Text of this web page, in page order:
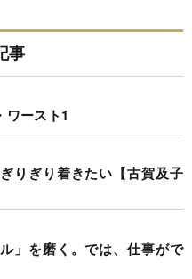
事
ワースト1
りぎり着きたい【古賀及子
」を磨く。では、仕事がで